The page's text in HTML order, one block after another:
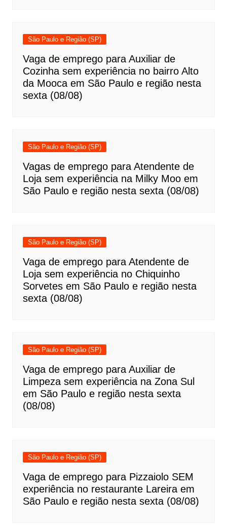
São Paulo e Região (SP)
Vaga de emprego para Auxiliar de
Cozinha sem experiência no bairro Alto
da Mooca em São Paulo e região nesta
sexta (08/08)
São Paulo e Região (SP)
Vagas de emprego para Atendente de
Loja sem experiência na Milky Moo em
São Paulo e região nesta sexta (08/08)
São Paulo e Região (SP)
Vaga de emprego para Atendente de
Loja sem experiência no Chiquinho
Sorvetes em São Paulo e região nesta
sexta (08/08)
São Paulo e Região (SP)
Vaga de emprego para Auxiliar de
Limpeza sem experiência na Zona Sul
em São Paulo e região nesta sexta
(08/08)
São Paulo e Região (SP)
Vaga de emprego para Pizzaiolo SEM
experiência no restaurante Lareira em
São Paulo e região nesta sexta (08/08)